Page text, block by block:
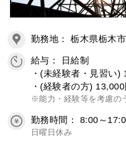
勤務地： 栃木県栃木市
給与： 日給制
・(未経験者・見習い)
・(経験者の方)
※能力・経験等を考慮の
勤務時間： 8:00～
日曜日休み